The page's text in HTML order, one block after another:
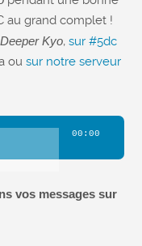
au grand complet !
Kyo,sur #5dc
ousur notre serveur
00:00
vos messages sur